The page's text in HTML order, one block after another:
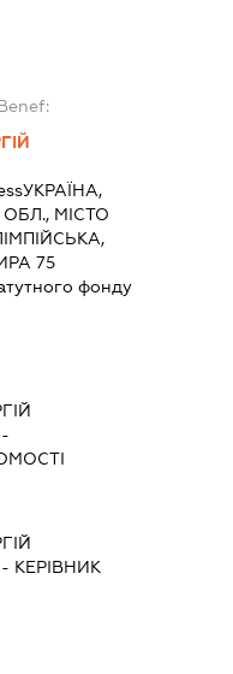
УКРАЇНА,
ОБЛ., МІСТО
75
фонду
-
- КЕРІВНИК